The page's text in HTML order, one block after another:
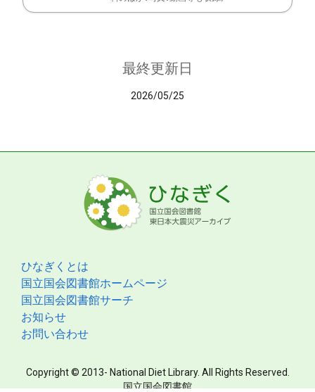
最終更新日
2026/05/25
ひなぎくとは
国立国会図書館ホームページ
国立国会図書館サーチ
お知らせ
お問い合わせ
Copyright © 2013- National Diet Library. All Rights Reserved.